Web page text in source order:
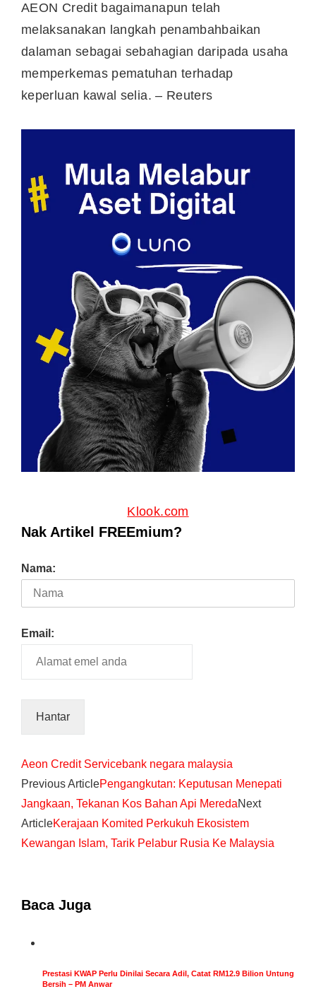
AEON Credit bagaimanapun telah
melaksanakan langkah penambahbaikan
dalaman sebagai sebahagian daripada usaha
memperkemas pematuhan terhadap
keperluan kawal selia. – Reuters
Klook.com
Nak Artikel FREEmium?
Nama:
Email:
Aeon Credit Servicebank negara malaysia
Previous ArticlePengangkutan: Keputusan Menepati
Jangkaan, Tekanan Kos Bahan Api MeredaNext
ArticleKerajaan Komited Perkukuh Ekosistem
Kewangan Islam, Tarik Pelabur Rusia Ke Malaysia
Baca Juga
Prestasi KWAP Perlu Dinilai Secara Adil, Catat RM12.9 Bilion Untung
Bersih – PM Anwar